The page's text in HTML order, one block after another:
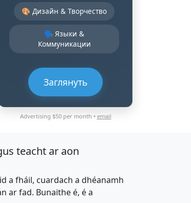
🎨 Дизайн & Творчество
🗣️ Языки &
Коммуникации
Заглянуть
Advertising $50 per month • email
teacht ar aon
a fháil, cuardach a dhéanamh
ar fad. Bunaithe é, é a